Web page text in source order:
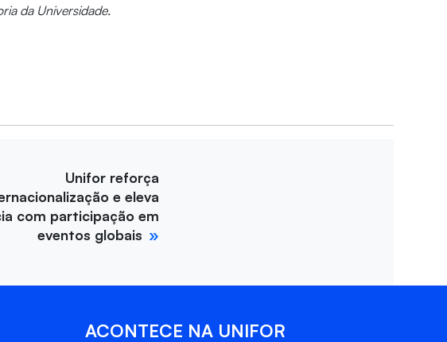
da Universidade.
Unifor reforça
e eleva
com participação em
eventos globais
ACONTECE NA UNIFOR